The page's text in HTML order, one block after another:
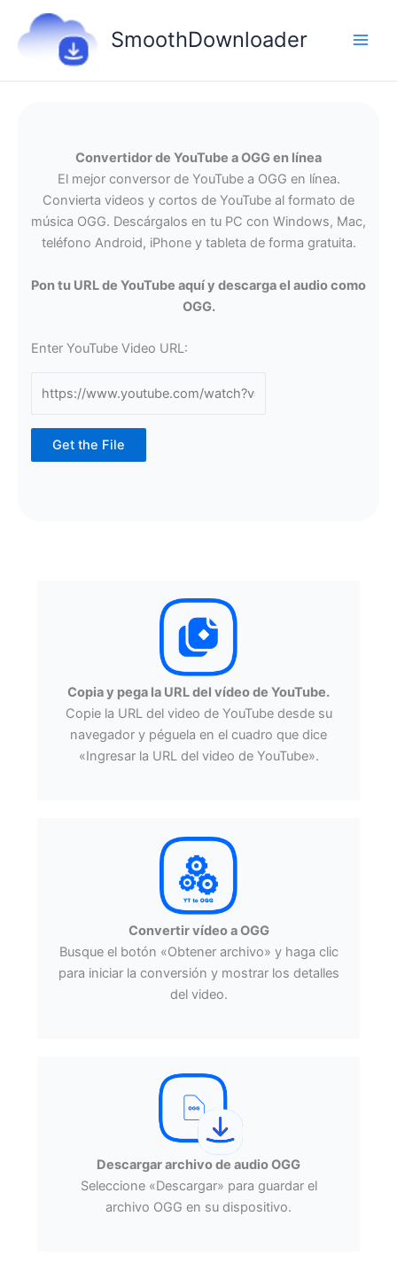
contenido
SmoothDownloader
Convertidor de YouTube a OGG en línea
El mejor conversor de YouTube a OGG en línea.
Convierta videos y cortos de YouTube al formato de
música OGG. Descárgalos en tu PC con Windows, Mac,
teléfono Android, iPhone y tableta de forma gratuita.
Pon tu URL de YouTube aquí y descarga el audio como
OGG.
Enter YouTube Video URL:
Get the File
Copia y pega la URL del vídeo de YouTube.
Copie la URL del video de YouTube desde su
navegador y péguela en el cuadro que dice
«Ingresar la URL del video de YouTube».
Convertir vídeo a OGG
Busque el botón «Obtener archivo» y haga clic
para iniciar la conversión y mostrar los detalles
del video.
Descargar archivo de audio OGG
Seleccione «Descargar» para guardar el
archivo OGG en su dispositivo.